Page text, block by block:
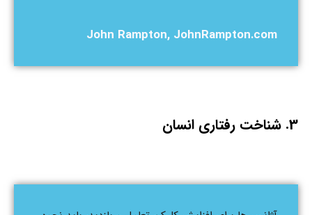
John Rampton, JohnRampton.com
3. شناخت رفتاری انسان